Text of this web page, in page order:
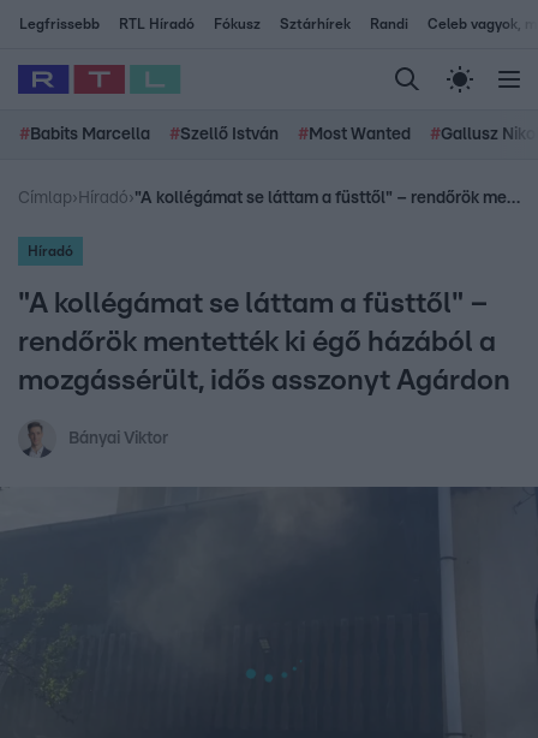
Legfrissebb RTL Híradó Fókusz Sztárhírek Randi Celeb vagyok,
# Babits Marcella #Szellő István # Most Wanted #Gallusz
Címlap› Híradó› "A kollégámat se láttam a füsttől" – rendőrök mentették ki égő házából a mozgássérült, idős asszonyt Agárdon
Híradó
"A kollégámat se láttam a füsttől" –
rendőrök mentették ki égő házából a
mozgássérült, idős asszonyt Agárdon
Bányai Viktor